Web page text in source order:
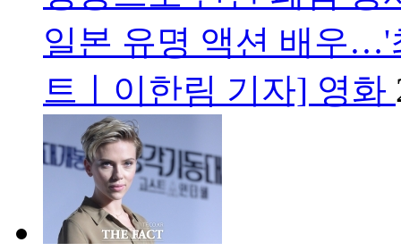
일본 유명 액션 배우…'
트ㅣ이한림 기자] 영화